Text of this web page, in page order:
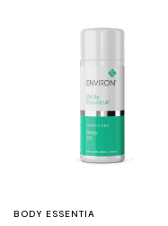
BODY ESSENTIA